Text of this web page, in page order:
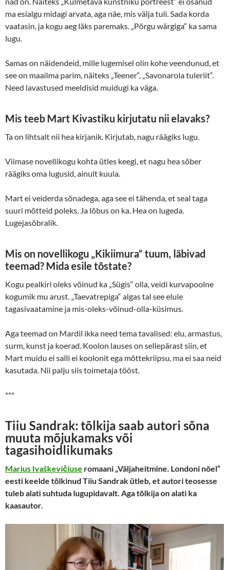
ma esialgu midagi arvata, aga näe, mis välja tuli. Sada korda
vaatasin, ja kogu aeg läks paremaks. „Põrgu wärgiga“ ka sama
lugu.
Samas on näidendeid, mille lugemisel olin kohe veendunud, et
see on maailma parim, näiteks „Teener“, „Savonarola tuleriit“.
Need lavastused meeldisid muidugi ka väga.
Mis teeb Mart Kivastiku kirjutatu nii elavaks?
Ta on lihtsalt nii hea kirjanik. Kirjutab, nagu räägiks lugu.
Viimase novellikogu kohta ütles keegi, et nagu hea sõber
räägiks oma lugusid, ainult kuula.
Mart ei veiderda sõnadega, aga see ei tähenda, et seal taga
suuri mõtteid poleks. Ja lõbus on ka. Hea on lugeda.
Lugejasõbralik.
Mis on novellikogu „Kikiimura“ tuum, läbivad
teemad? Mida esile tõstate?
Kogu pealkiri oleks võinud ka „Sügis“ olla, veidi kurvapoolne
kogumik mu arust. „Taevatrepiga“ algas tal see elule
tagasivaatamine ja mis-oleks-võinud-olla-küsimus.
Aga teemad on Mardil ikka need tema tavalised: elu, armastus,
surm, kunst ja koerad. Koolon lauses on sellepärast siin, et
Mart muidu ei salli ei koolonit ega mõttekriipsu, ma ei saa neid
kasutada. Nii palju siis toimetaja tööst.
***
Tiiu Sandrak: tõlkija saab autori sõna
muuta mõjukamaks või
tagasihoidlikumaks
Marius Ivaškevičiuse romaani „Väljaheitmine. Londoni nõel“
eesti keelde tõlkinud Tiiu Sandrak ütleb, et autori teosesse
tuleb alati suhtuda lugupidavalt. Aga tõlkija on alati ka
kaasautor.